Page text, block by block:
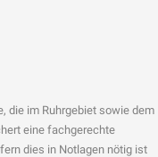
die im Ruhrgebiet sowie dem
eine fachgerechte
dies in Notlagen nötig ist